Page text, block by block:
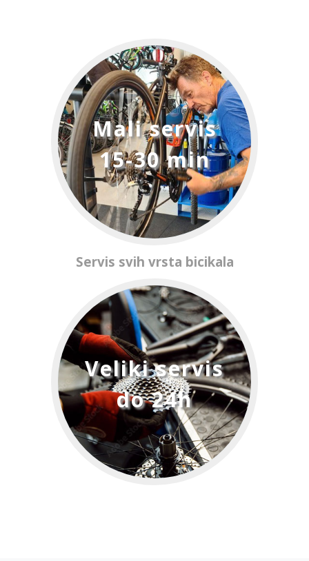
Mali servis
15-30 min
Servis svih vrsta bicikala
Veliki servis
do 24h